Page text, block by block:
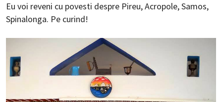
Eu voi reveni cu povesti despre Pireu, Acropole, Samos,
Spinalonga. Pe curind!